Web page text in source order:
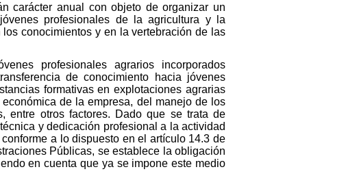
carácter anual con objeto de organizar un
profesionales de la agricultura y la
conocimientos y en la vertebración de las
profesionales agrarios incorporados
de conocimiento hacia jóvenes
formativas en explotaciones agrarias
de la empresa, del manejo de los
entre otros factores. Dado que se trata de
y dedicación profesional a la actividad
a lo dispuesto en el artículo 14.3 de
Públicas, se establece la obligación
en cuenta que ya se impone este medio